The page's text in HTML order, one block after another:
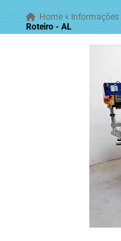
Home » Informações
Roteiro - AL